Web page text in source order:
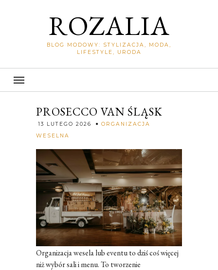
ROZALIA
BLOG MODOWY: STYLIZACJA, MODA,
LIFESTYLE, URODA
PROSECCO VAN ŚLĄSK
13 LUTEGO 2026
ORGANIZACJA
WESELNA
Organizacja wesela lub eventu to dziś coś więcej
niż wybór sali i menu. To tworzenie